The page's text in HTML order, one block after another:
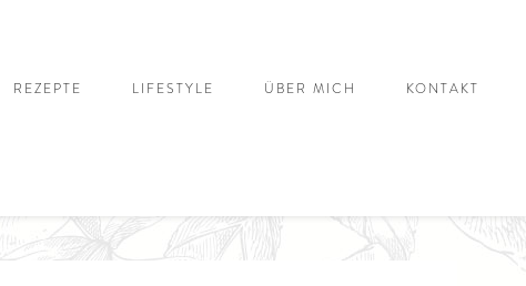
REZEPTE LIFESTYLE ÜBER MICH KONTAKT